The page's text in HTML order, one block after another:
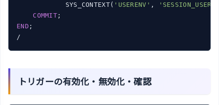
            SYS_CONTEXT(
'USERENV' , 'SESSION_USER'
COMMIT
END ;
トリガーの有効化・無効化・確認